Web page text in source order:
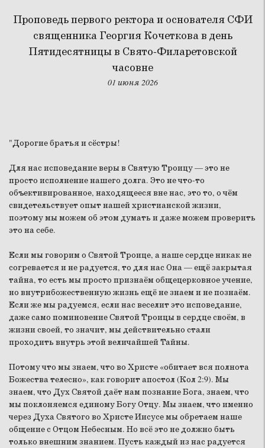
Проповедь первого ректора и основателя СФИ
священника Георгия Кочеткова в день
Пятидесятницы в Свято-Филаретовской
часовне
01 июня 2026
"Дорогие братья и сёстры!
Для нас исповедание веры в Святую Троицу — это не
просто исполнение нашего долга. Это не что-то
объективированное, находящееся вне нас, это то, о чём
свидетельствует опыт нашей христианской жизни,
поэтому мы можем об этом думать и даже можем проверить
это на себе.
Если мы говорим о Святой Троице, а наше сердце никак не
согревается и не радуется, то для нас Она — ещё закрытая
тайна, то есть мы просто признаём общецерковное учение,
но внутрибожественную жизнь ещё не знаем и не познаём.
Если же мы радуемся, если нас веселит это исповедание,
даже само поминовение Святой Троицы в сердце своём, в
жизни своей, то значит, мы действительно стали
проходить внутрь этой величайшей Тайны.
Потому что мы знаем, что во Христе «обитает вся полнота
Божества телесно», как говорит апостол (Кол 2:9). Мы
знаем, что Дух Святой даёт нам познание Бога, знаем, что
мы поклоняемся единому Богу Отцу. Мы знаем, что именно
через Духа Святого во Христе Иисусе мы обретаем наше
общение с Отцом Небесным. Но всё это не должно быть
только внешним знанием. Пусть каждый из нас радуется